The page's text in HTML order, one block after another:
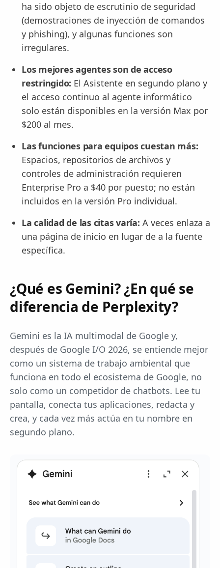
ha sido objeto de escrutinio de seguridad
(demostraciones de inyección de comandos
y phishing), y algunas funciones son
irregulares.
Los mejores agentes son de acceso
restringido: El Asistente en segundo plano y
el acceso continuo al agente informático
solo están disponibles en la versión Max por
$200 al mes.
Las funciones para equipos cuestan más:
Espacios, repositorios de archivos y
controles de administración requieren
Enterprise Pro a $40 por puesto; no están
incluidos en la versión Pro individual.
La calidad de las citas varía: A veces enlaza a
una página de inicio en lugar de a la fuente
específica.
¿Qué es Gemini? ¿En qué se
diferencia de Perplexity?
Gemini es la IA multimodal de Google y,
después de Google I/O 2026, se entiende mejor
como un sistema de trabajo ambiental que
funciona en todo el ecosistema de Google, no
solo como un competidor de chatbots. Lee tu
pantalla, conecta tus aplicaciones, redacta y
crea, y cada vez más actúa en tu nombre en
segundo plano.